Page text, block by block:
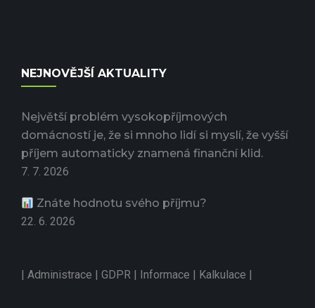
NEJNOVĚJŠÍ AKTUALITY
Největší problém vysokopříjmových
domácností je, že si mnoho lidí si myslí, že vyšší
příjem automaticky znamená finanční klid.
7. 7. 2026
Znáte hodnotu svého příjmu?
22. 6. 2026
Administrace GDPR Informace Kalkulace